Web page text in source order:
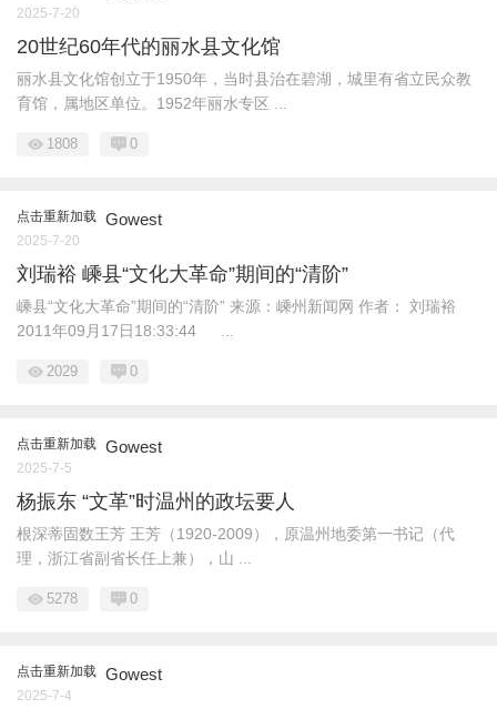
2025-7-20
20世纪60年代的丽水县文化馆
丽水县文化馆创立于1950年，当时县治在碧湖，城里有省立民众教
育馆，属地区单位。1952年丽水专区 ...
1808 0
点击重新加载 Gowest
2025-7-20
刘瑞裕 嵊县“文化大革命”期间的“清阶”
嵊县“文化大革命”期间的“清阶” 来源：嵊州新闻网 作者： 刘瑞裕
2011年09月17日18:33:44 ...
2029 0
点击重新加载 Gowest
2025-7-5
杨振东 “文革”时温州的政坛要人
根深蒂固数王芳 王芳（1920-2009），原温州地委第一书记（代
理，浙江省副省长任上兼），山 ...
5278 0
点击重新加载 Gowest
2025-7-4